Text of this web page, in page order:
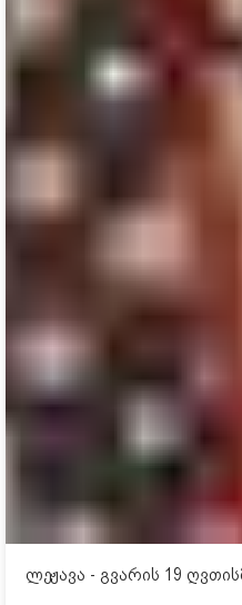
ლეჟავა - გვარის 19